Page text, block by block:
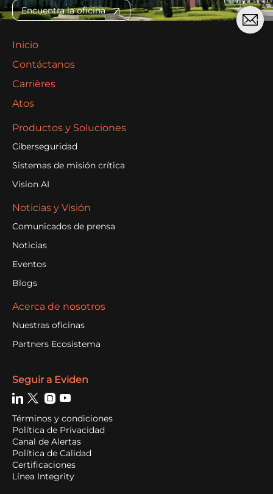
Encuentra la oficina
Inicio
Contáctanos
Carrières
Atos
Productos y Soluciones
Ciberseguridad
Sistemas de misión crítica
Vision AI
Noticias y Visión
Comunicados de prensa
Noticias
Eventos
Blogs
Acerca de nosotros
Nuestras oficinas
Partners Ecosistema
Seguir a Eviden
Términos y condiciones
Política de Privacidad
Canal de Alertas
Política de Calidad
Certificaciones
Línea Integrity